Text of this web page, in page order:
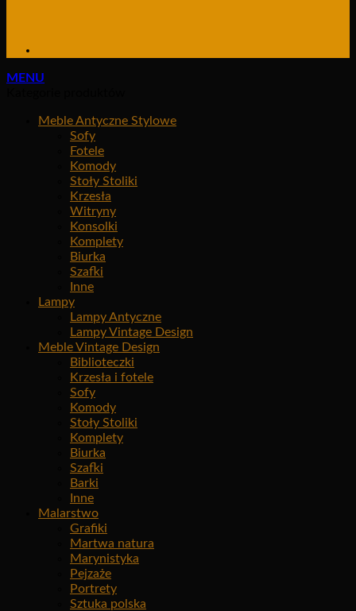
MENU
Meble Antyczne Stylowe
Sofy
Fotele
Komody
Stoły Stoliki
Krzesła
Witryny
Konsolki
Komplety
Biurka
Szafki
Inne
Lampy
Lampy Antyczne
Lampy Vintage Design
Meble Vintage Design
Biblioteczki
Krzesła i fotele
Sofy
Komody
Stoły Stoliki
Komplety
Biurka
Szafki
Barki
Inne
Malarstwo
Grafiki
Martwa natura
Marynistyka
Pejzaże
Portrety
Sztuka polska